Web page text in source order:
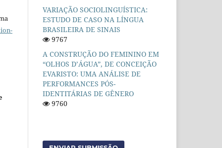
VARIAÇÃO SOCIOLINGUÍSTICA:
ESTUDO DE CASO NA LÍNGUA
BRASILEIRA DE SINAIS
9767
A CONSTRUÇÃO DO FEMININO EM
“OLHOS D’ÁGUA”, DE CONCEIÇÃO
EVARISTO: UMA ANÁLISE DE
PERFORMANCES PÓS-
IDENTITÁRIAS DE GÊNERO
9760